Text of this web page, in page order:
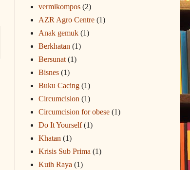
vermikompos (2)
AZR Agro Centre (1)
Anak gemuk (1)
Berkhatan (1)
Bersunat (1)
Bisnes (1)
Buku Cacing (1)
Circumcision (1)
Circumcision for obese (1)
Do It Yourself (1)
Khatan (1)
Krisis Sub Prima (1)
Kuih Raya (1)